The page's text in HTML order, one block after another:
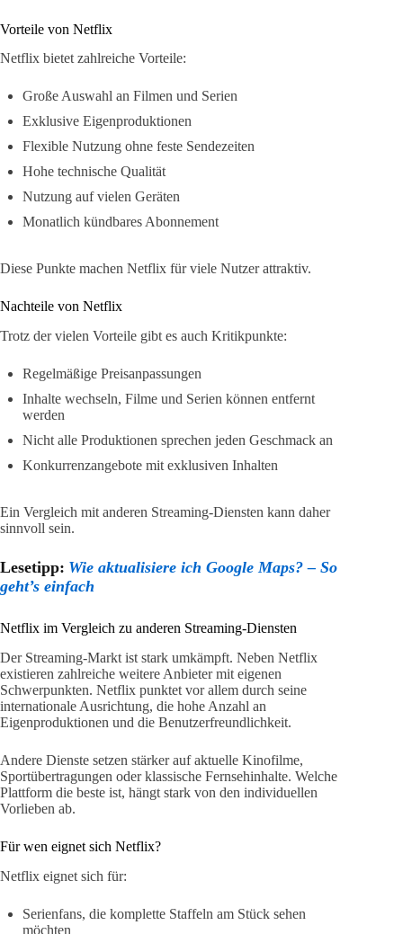
Vorteile von Netflix
Netflix bietet zahlreiche Vorteile:
Große Auswahl an Filmen und Serien
Exklusive Eigenproduktionen
Flexible Nutzung ohne feste Sendezeiten
Hohe technische Qualität
Nutzung auf vielen Geräten
Monatlich kündbares Abonnement
Diese Punkte machen Netflix für viele Nutzer attraktiv.
Nachteile von Netflix
Trotz der vielen Vorteile gibt es auch Kritikpunkte:
Regelmäßige Preisanpassungen
Inhalte wechseln, Filme und Serien können entfernt
werden
Nicht alle Produktionen sprechen jeden Geschmack an
Konkurrenzangebote mit exklusiven Inhalten
Ein Vergleich mit anderen Streaming-Diensten kann daher
sinnvoll sein.
Lesetipp: Wie aktualisiere ich Google Maps? – So
geht’s einfach
Netflix im Vergleich zu anderen Streaming-Diensten
Der Streaming-Markt ist stark umkämpft. Neben Netflix
existieren zahlreiche weitere Anbieter mit eigenen
Schwerpunkten. Netflix punktet vor allem durch seine
internationale Ausrichtung, die hohe Anzahl an
Eigenproduktionen und die Benutzerfreundlichkeit.
Andere Dienste setzen stärker auf aktuelle Kinofilme,
Sportübertragungen oder klassische Fernsehinhalte. Welche
Plattform die beste ist, hängt stark von den individuellen
Vorlieben ab.
Für wen eignet sich Netflix?
Netflix eignet sich für:
Serienfans, die komplette Staffeln am Stück sehen
möchten